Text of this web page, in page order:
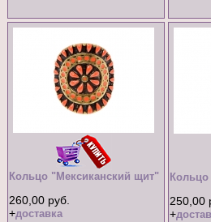
Кольцо "Мексиканский щит"
260,00 руб.
+доставка
250,00
+